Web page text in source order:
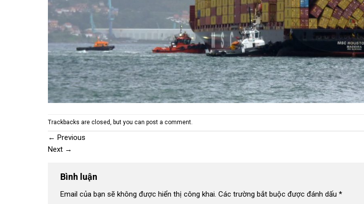
Trackbacks are closed, but you can post a comment
← Previous
Next →
Bình luận
Email của bạn sẽ không được hiển thị công khai. Các trường bắt buộc được đánh dấu *